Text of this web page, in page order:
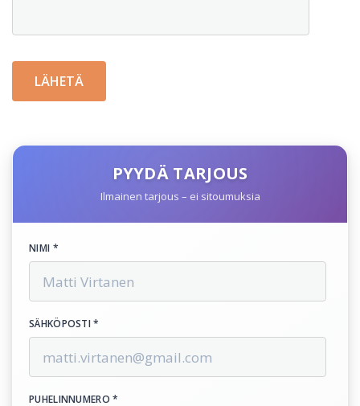
PYYDÄ TARJOUS
Ilmainen tarjous – ei sitoumuksia
NIMI *
SÄHKÖPOSTI *
PUHELINNUMERO *